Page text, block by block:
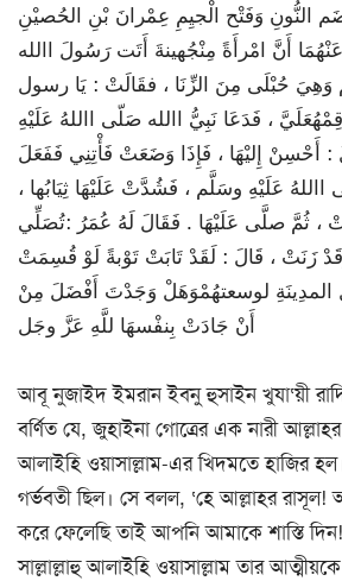
النُّونِ وَفَتْح الْجيِمِ عِمْرانَ بْنِ الحُصيْنِ
أَنَّ امْرأَةً مِنْجُهينةَ أَتَت رَسُولَ االله
وَهِيَ حُبْلَى مِنَ الزِّنَا ، فقَالَتْ : يَا رسول
، فَدَعَا نَبِيُّ االله صَلّى االلهُ عَلَيْهِ
: أَحْسِنْ إِليْهَا ، فَإِذَا وَضَعَتْ فَأْتِنِي فَفَعَلَ
االلهُ عَلَيْهِ وسَلَّم ، فَشُدَّتْ عَلَيْهَا ثِيَابُها ،
، ثُمَّ صلَّى عَلَيْهَا . فَقَالَ لَهُ عُمَرُ :تُصَلِّي
زَنَتْ ، قَالَ : لَقَدْ تَابَتْ تَوْبةً لَوْ قُسِمَتْ
المدِينَةِ لوسعتهُمْوَهَلْ وَجَدْتَ أَفْضَلَ مِنْ
أَنْ جَادَتْ بِنفْسهَا للَّهِ عَزَّ وجَل
আবূ নুজাইদ ইমরান ইবনু হুসাইন খুযা‘য়ী
বর্ণিত যে, জুহাইনা গোত্রের এক নারী আল্লাহর
আলাইহি ওয়াসাল্লাম-এর খিদমতে হাজির
গর্ভবতী ছিল। সে বলল, ‘হে আল্লাহর রাসূল!
করে ফেলেছি তাই আপনি আমাকে শাস্তি
সাল্লাল্লাহু আলাইহি ওয়াসাল্লাম তার